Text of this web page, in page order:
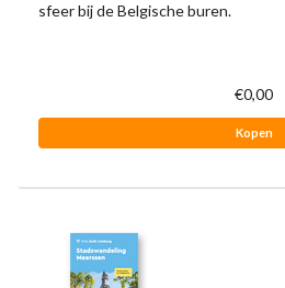
sfeer bij de Belgische buren.
€0,00
Kopen